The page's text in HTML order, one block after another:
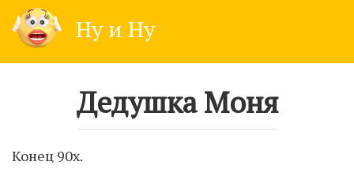
content
Ну и Ну
Дедушка Моня
Конец 90х.